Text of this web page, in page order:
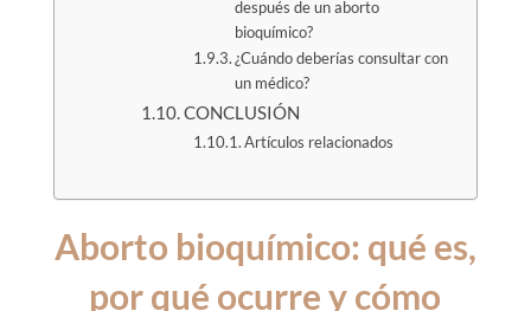
después de un aborto
bioquímico?
¿Cuándo deberías consultar con
un médico?
CONCLUSIÓN
Artículos relacionados
Aborto bioquímico: qué es,
por qué ocurre y cómo